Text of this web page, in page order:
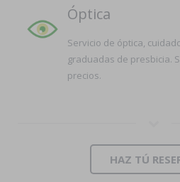
Óptica
Servicio de óptica,
graduadas de presbicia.
precios.
HAZ TÚ